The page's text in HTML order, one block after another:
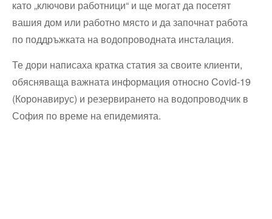
като „ключови работници“ и ще могат да посетят
вашия дом или работно място и да започнат работа
по поддръжката на водопроводната инсталация.
Те дори написаха кратка статия за своите клиенти,
обясняваща важната информация относно Covid-19
(Коронавирус) и резервирането на водопроводчик в
София по време на епидемията.